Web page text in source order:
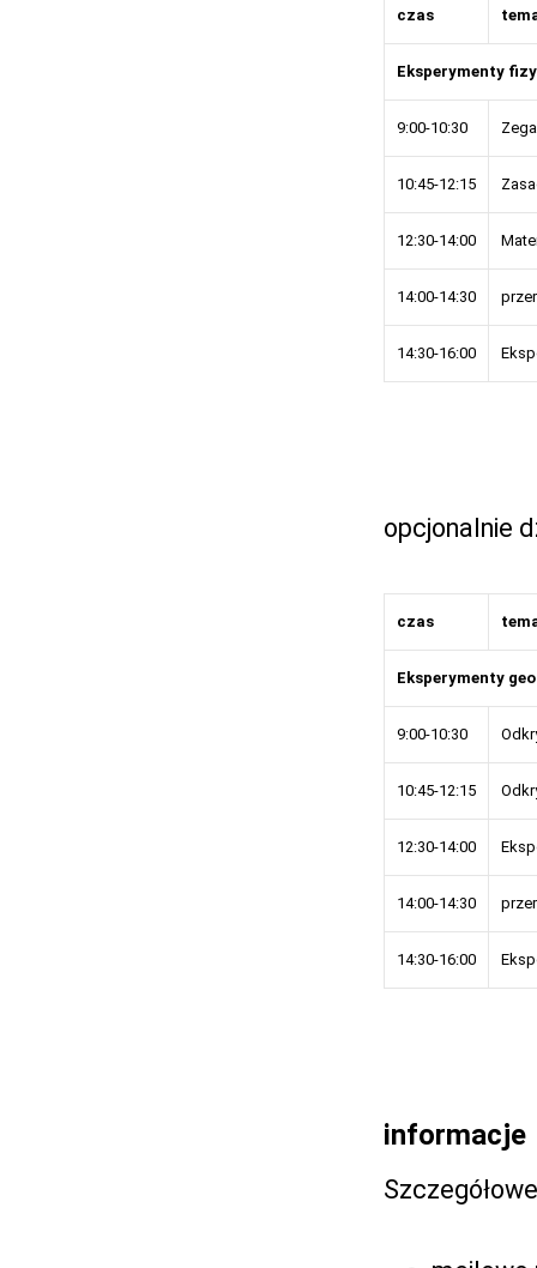
czas
Eksperymenty
9:00-10:30
10:45-12:15
12:30-14:00
14:00-14:30
14:30-16:00
opcjonalnie
czas
Eksperymenty
9:00-10:30
10:45-12:15
12:30-14:00
14:00-14:30
14:30-16:00
informacje